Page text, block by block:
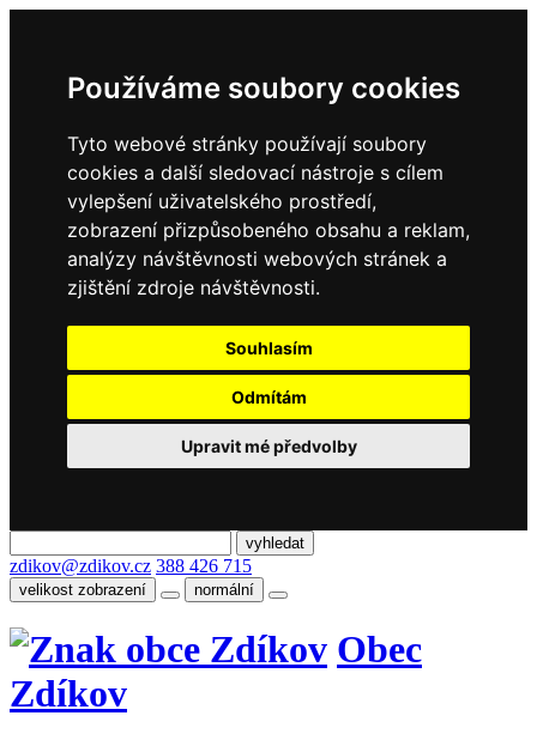
Používáme soubory cookies
Tyto webové stránky používají soubory
cookies a další sledovací nástroje s cílem
vylepšení uživatelského prostředí,
zobrazení přizpůsobeného obsahu a reklam,
analýzy návštěvnosti webových stránek a
zjištění zdroje návštěvnosti.
Souhlasím
Odmítám
Upravit mé předvolby
zdikov@zdikov.cz 388 426 715
velikost zobrazení normální
Obec
Zdíkov